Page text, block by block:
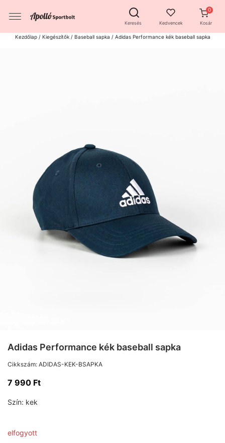
Keresés Kedvencek Kosár
Kezdőlap/ Kiegészítők/ Baseball sapka / Adidas Performance kék baseball sapka
Adidas Performance kék baseball sapka
Cikkszám: ADIDAS-KEK-BSAPKA
7 990 Ft
Szín: kek
elfogyott